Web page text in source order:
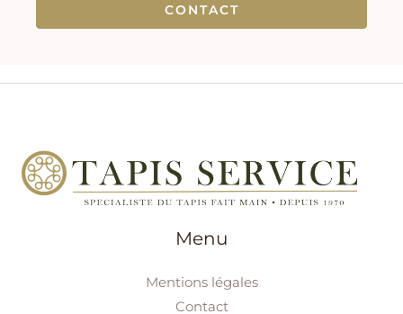
CONTACT
Menu
Mentions légales
Contact